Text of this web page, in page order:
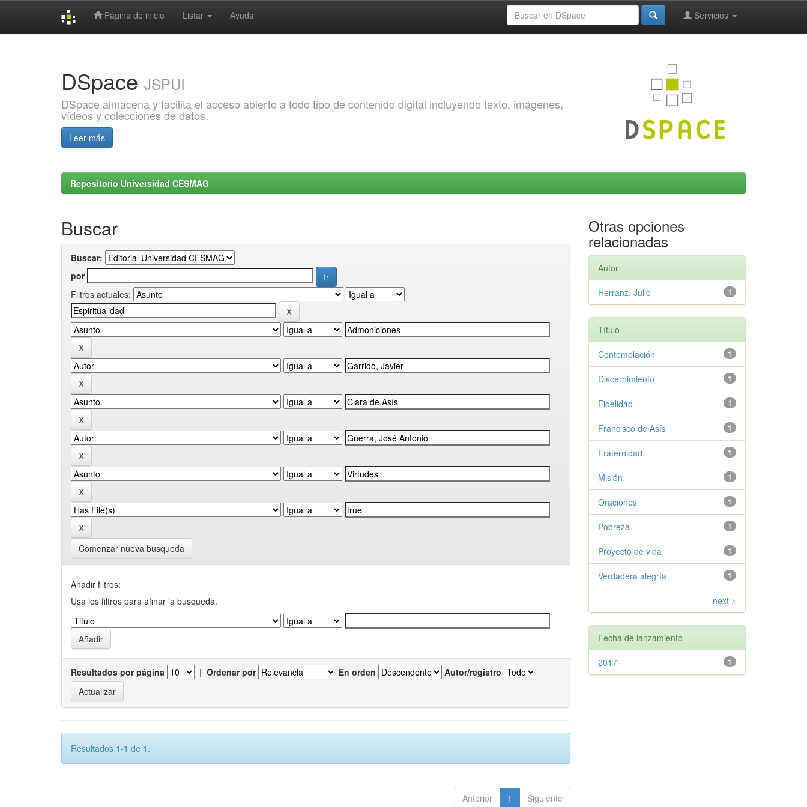
Página de inicio Listar Ayuda Servicios
DSpace JSPUI
DSpace almacena y facilita el acceso abierto a todo tipo de contenido digital incluyendo texto, imágenes,
vídeos y colecciones de datos.
Leer más
Repositorio Universidad CESMAG
Buscar
Buscar:
por
Filtros actuales:
Comenzar nueva busqueda
Añadir filtros:
Usa los filtros para afinar la busqueda.
Resultados por página | Ordenar por En orden Autor/registro
Resultados 1-1 de 1.
Anterior 1 Siguiente
Otras opciones
relacionadas
Autor
1
Herranz, Julio
Título
1
Contemplación
1
Discernimiento
1
Fidelidad
1
Francisco de Asís
1
Fraternidad
1
Misión
1
Oraciones
1
Pobreza
1
Proyecto de vida
1
Verdadera alegría
next >
Fecha de lanzamiento
1
2017